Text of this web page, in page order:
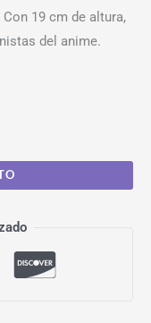
19 cm de altura,
del anime.